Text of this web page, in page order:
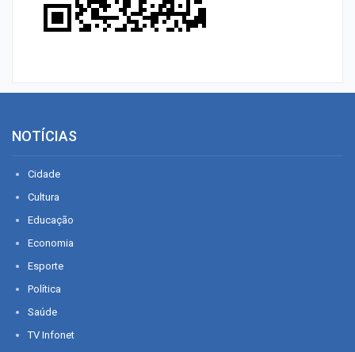
NOTÍCIAS
Cidade
Cultura
Educação
Economia
Esporte
Política
Saúde
TV Infonet